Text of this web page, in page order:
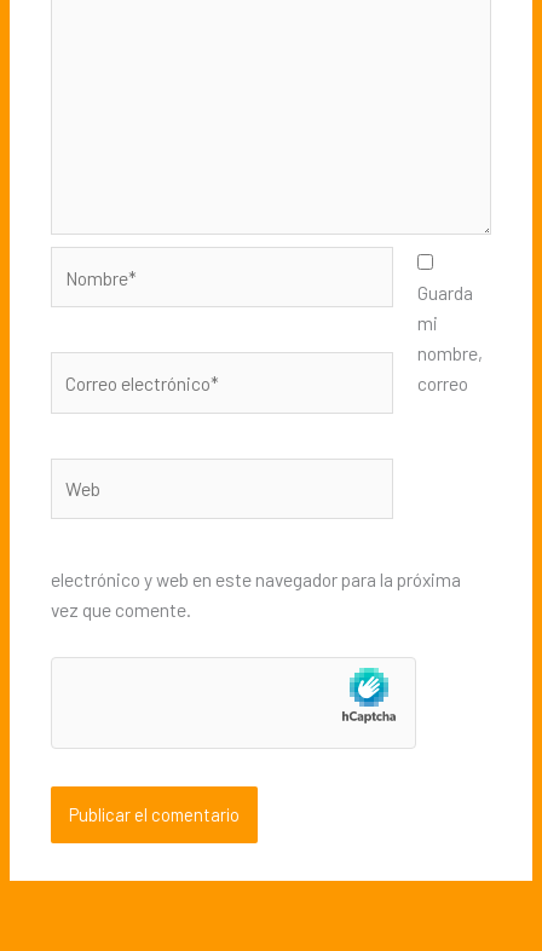
electrónico*
Guarda
mi
nombre,
correo
electrónico y web en este navegador para la próxima
vez que comente.